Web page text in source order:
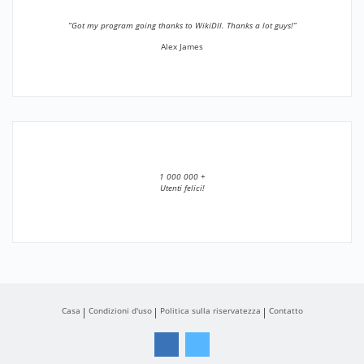
”Got my program going thanks to WikiDll. Thanks a lot guys!”
Alex James
1 000 000 +
Utenti felici!
Casa Condizioni d'uso Politica sulla riservatezza Contatto